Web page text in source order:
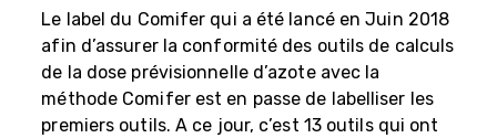
Le label du Comifer qui a été lancé en Juin 2018
afin d’assurer la conformité des outils de calculs
de la dose prévisionnelle d’azote avec la
méthode Comifer est en passe de labelliser les
premiers outils. A ce jour, c’est 13 outils qui ont